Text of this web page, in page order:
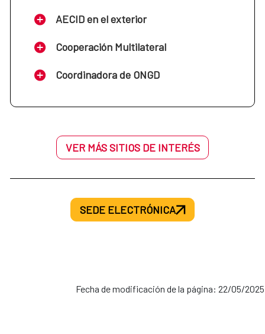
AECID en el exterior
Cooperación Multilateral
Coordinadora de ONGD
VER MÁS SITIOS DE INTERÉS
SEDE ELECTRÓNICA
Fecha de modificación de la página: 22/05/2025